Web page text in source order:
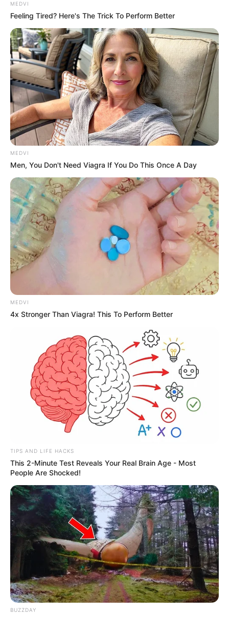
MEDVI
Feeling Tired? Here's The Trick To Perform Better
MEDVI
Men, You Don't Need Viagra If You Do This Once A Day
MEDVI
4x Stronger Than Viagra! This To Perform Better
TIPS AND LIFE HACKS
This 2-Minute Test Reveals Your Real Brain Age - Most
People Are Shocked!
BUZZDAY